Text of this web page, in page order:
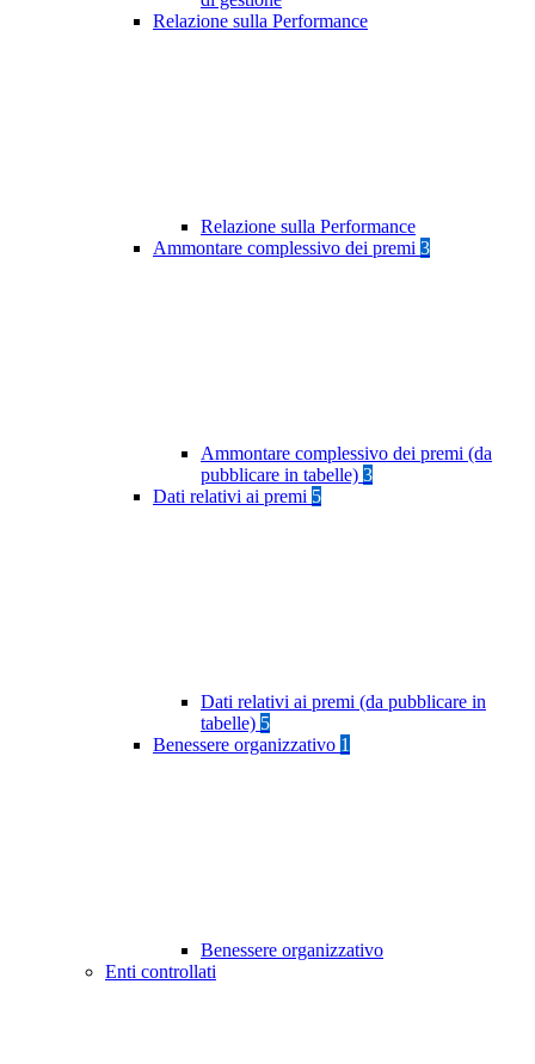
Relazione sulla Performance
Relazione sulla Performance
Ammontare complessivo dei premi 3
Ammontare complessivo dei premi (da
pubblicare in tabelle) 3
Dati relativi ai premi 5
Dati relativi ai premi (da pubblicare in
tabelle) 5
Benessere organizzativo 1
Benessere organizzativo
Enti controllati